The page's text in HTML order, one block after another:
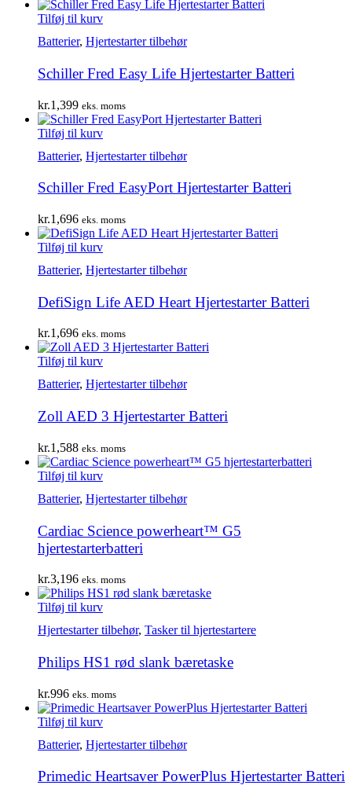
Tilføj til kurv
Batterier, Hjertestarter tilbehør
Schiller Fred Easy Life Hjertestarter Batteri
kr.1,399 eks. moms
Tilføj til kurv
Batterier, Hjertestarter tilbehør
Schiller Fred EasyPort Hjertestarter Batteri
kr.1,696 eks. moms
Tilføj til kurv
Batterier, Hjertestarter tilbehør
DefiSign Life AED Heart Hjertestarter Batteri
kr.1,696 eks. moms
Tilføj til kurv
Batterier, Hjertestarter tilbehør
Zoll AED 3 Hjertestarter Batteri
kr.1,588 eks. moms
Tilføj til kurv
Batterier, Hjertestarter tilbehør
Cardiac Science powerheart™ G5
hjertestarterbatteri
kr.3,196 eks. moms
Tilføj til kurv
Hjertestarter tilbehør, Tasker til hjertestartere
Philips HS1 rød slank bæretaske
kr.996 eks. moms
Tilføj til kurv
Batterier, Hjertestarter tilbehør
Primedic Heartsaver PowerPlus Hjertestarter Batteri